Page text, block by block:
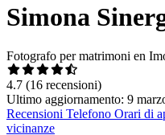
Simona
Fotografo per matrimoni en
4.7 (16 recensioni)
Ultimo aggiornamento: 9
Recensioni Telefono Orari di
vicinanze